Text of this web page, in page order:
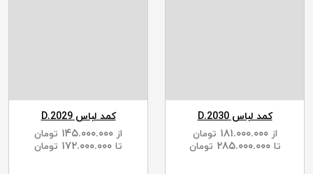
کمد لباس D.2030
از ۱۸۱.۰۰۰.۰۰۰
تومان
تا ۲۸۵.۰۰۰.۰۰۰ تومان
کمد لباس D.2029
از
تومان
تا
تومان